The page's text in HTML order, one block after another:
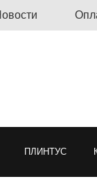
ПЛИНТУС